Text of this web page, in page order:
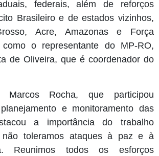
federais, além de reforços
Brasileiro e de estados vizinhos,
Acre, Amazonas e Força
o representante do MP-RO,
de Oliveira, que é coordenador do
Marcos Rocha, que participou
e monitoramento das
a importância do trabalho
não toleramos ataques à paz e à
Reunimos todos os esforços